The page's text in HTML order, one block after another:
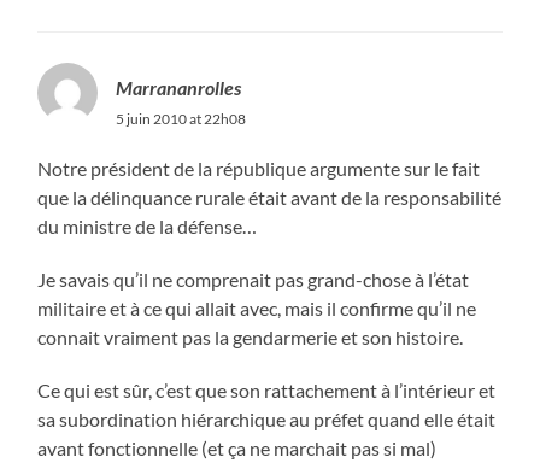
Marrananrolles
5 juin 2010 at 22h08
Notre président de la république argumente sur le fait
que la délinquance rurale était avant de la responsabilité
du ministre de la défense…
Je savais qu’il ne comprenait pas grand-chose à l’état
militaire et à ce qui allait avec, mais il confirme qu’il ne
connait vraiment pas la gendarmerie et son histoire.
Ce qui est sûr, c’est que son rattachement à l’intérieur et
sa subordination hiérarchique au préfet quand elle était
avant fonctionnelle (et ça ne marchait pas si mal)